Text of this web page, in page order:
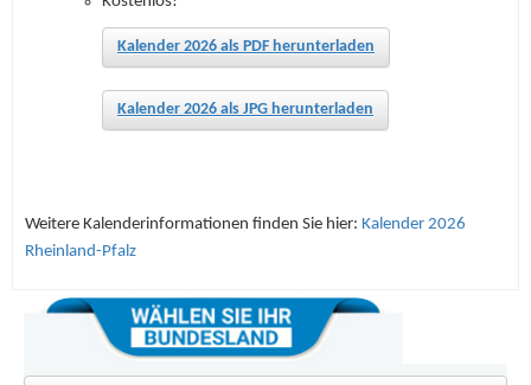
Kalender 2026 als PDF herunterladen
Kalender 2026 als JPG herunterladen
Weitere Kalenderinformationen finden Sie hier: Kalender 2026
Rheinland-Pfalz